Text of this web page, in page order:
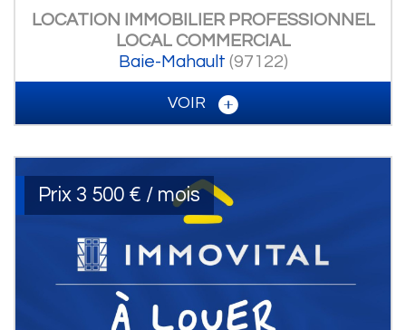
LOCATION IMMOBILIER PROFESSIONNEL
LOCAL COMMERCIAL
Baie-Mahault (97122)
VOIR
Prix 3 500 € / mois